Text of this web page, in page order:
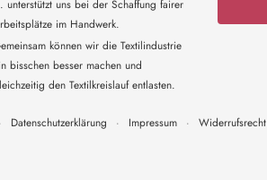
unterstützt uns bei der Schaffung fairer
im Handwerk.
können wir die Textilindustrie
bisschen besser machen und
den Textilkreislauf entlasten.
· Datenschutzerklärung · Impressum · Widerrufsrecht